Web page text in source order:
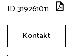
ID 319261011
Kontakt